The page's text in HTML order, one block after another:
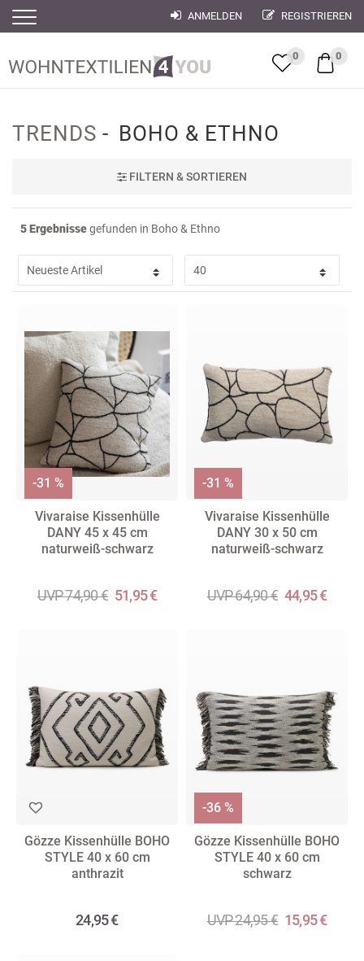
ANMELDEN REGISTRIEREN
0 0
TRENDS BOHO & ETHNO
FILTERN & SORTIEREN
5 Ergebnissegefunden in Boho & Ethno
Vivaraise Kissenhülle
DANY 45 x 45 cm
naturweiß-schwarz
UVP 74,90 € 51,95 €
-31 %
Vivaraise Kissenhülle
DANY 30 x 50 cm
naturweiß-schwarz
UVP 64,90 € 44,95 €
-31 %
Gözze Kissenhülle BOHO
STYLE 40 x 60 cm
anthrazit
24,95 €
Gözze Kissenhülle BOHO
STYLE 40 x 60 cm
schwarz
UVP 24,95 € 15,95 €
-36 %
Filter
Filter